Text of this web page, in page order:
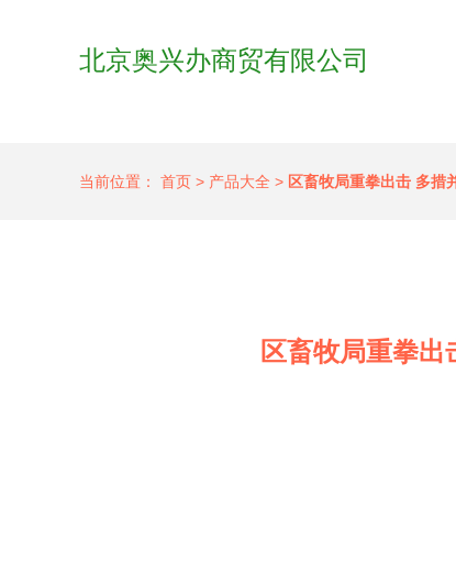
北京奥兴办商贸有限公司
当前位置： 首页 > 产品大全 > 区畜牧局重拳出击 多措
区畜牧局重拳